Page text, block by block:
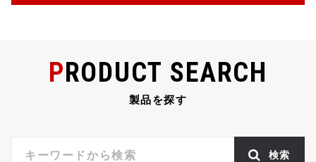
PRODUCT SEARCH
製品を探す
検索